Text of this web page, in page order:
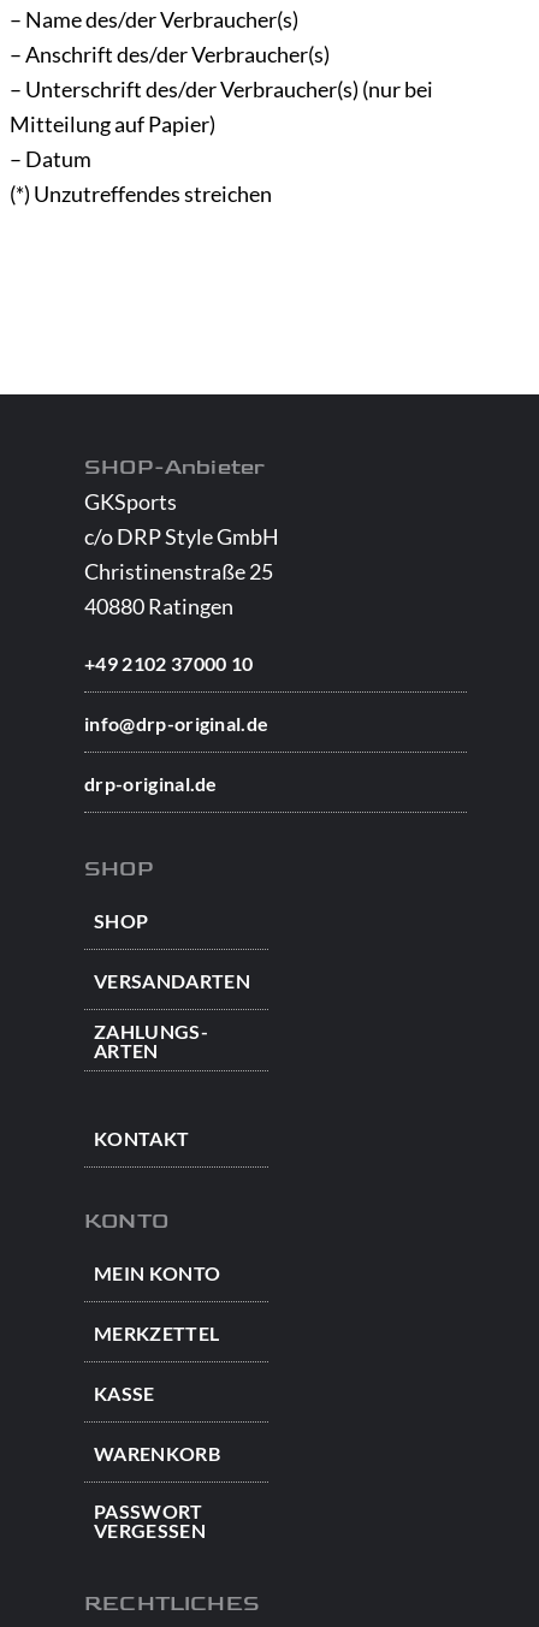
– Name des/der Verbraucher(s)
– Anschrift des/der Verbraucher(s)
– Unterschrift des/der Verbraucher(s) (nur bei
Mitteilung auf Papier)
– Datum
(*) Unzutreffendes streichen
SHOP-Anbieter
GKSports
c/o DRP Style GmbH
Christinenstraße 25
40880 Ratingen
+49 2102 37000 10
info@drp-original.de
drp-original.de
SHOP
SHOP
VERSAND­ARTEN
ZAHLUNGS­
ARTEN
KONTAKT
KONTO
MEIN KONTO
MERKZETTEL
KASSE
WARENKORB
PASSWORT
VERGESSEN
RECHTLICHES